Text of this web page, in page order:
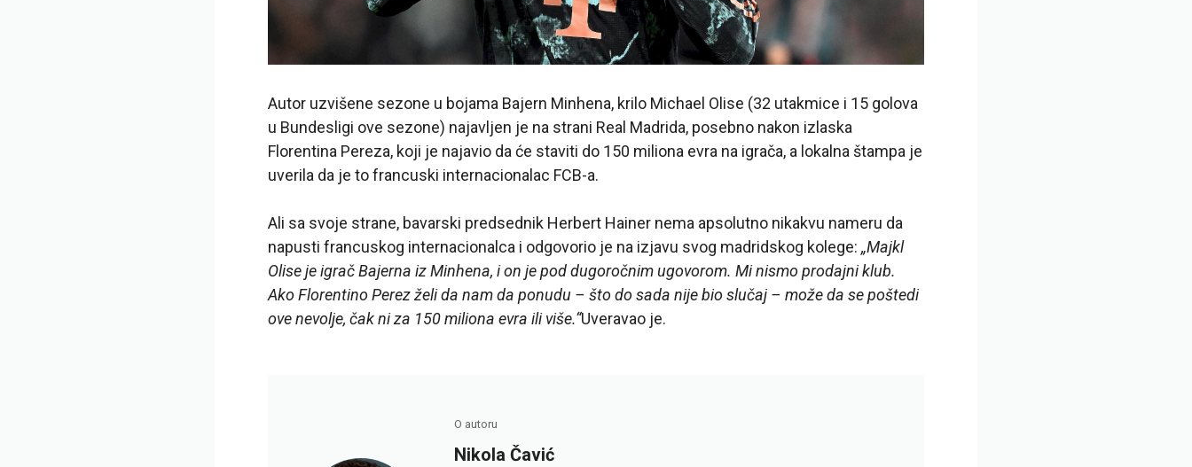
Autor uzvišene sezone u bojama Bajern Minhena, krilo Michael Olise (32 utakmice i 15 golova
u Bundesligi ove sezone) najavljen je na strani Real Madrida, posebno nakon izlaska
Florentina Pereza, koji je najavio da će staviti do 150 miliona evra na igrača, a lokalna štampa je
uverila da je to francuski internacionalac FCB-a.
Ali sa svoje strane, bavarski predsednik Herbert Hainer nema apsolutno nikakvu nameru da
napusti francuskog internacionalca i odgovorio je na izjavu svog madridskog kolege: „Majkl
Olise je igrač Bajerna iz Minhena, i on je pod dugoročnim ugovorom. Mi nismo prodajni klub.
Ako Florentino Perez želi da nam da ponudu – što do sada nije bio slučaj – može da se poštedi
ove nevolje, čak ni za 150 miliona evra ili više.“Uveravao je.
O autoru
Nikola Čavić